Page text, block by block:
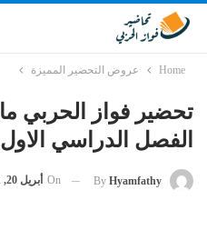
Home عروض التحضير المميزة
الفصل الدراسي الاول 1443 هـ
By Hyamfathy
On أبريل 20, 2021